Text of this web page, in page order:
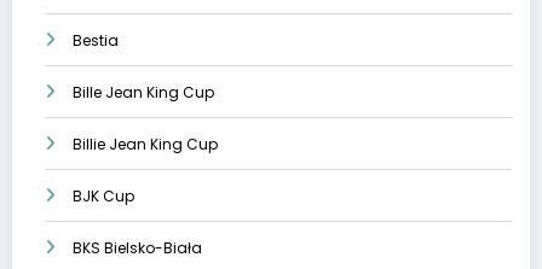
Bestia
Bille Jean King Cup
Billie Jean King Cup
BJK Cup
BKS Bielsko-Biała